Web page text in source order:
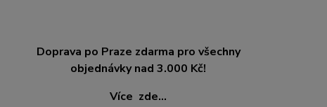
Doprava po Praze zdarma pro všechny
objednávky nad 3.000 Kč!
Více zde...